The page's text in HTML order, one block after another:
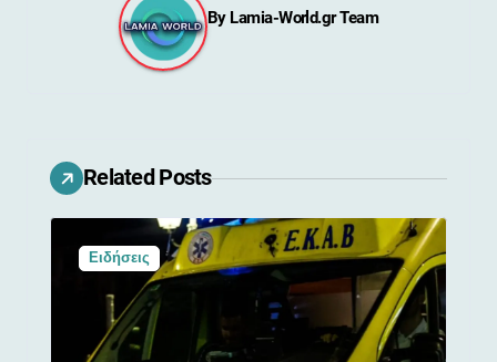
ά
ρ
By Lamia-World.gr Team
Related Posts
Ειδήσεις